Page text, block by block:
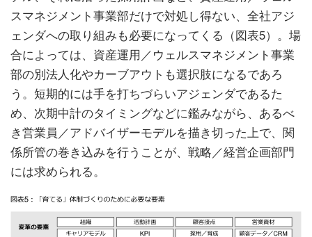
スマネジメント事業部だけで対処し得ない、全社アジ
ェンダへの取り組みも必要になってくる（図表5）。場
合によっては、資産運用／ウェルスマネジメント事業
部の別法人化やカーブアウトも選択肢になるであろ
う。短期的には手を打ちづらいアジェンダであるた
め、次期中計のタイミングなどに鑑みながら、あるべ
き営業員／アドバイザーモデルを描き切った上で、関
係所管の巻き込みを行うことが、戦略／経営企画部門
には求められる。